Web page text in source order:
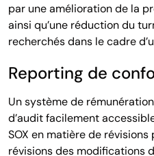
par une amélioration de la
ainsi qu’une réduction du
recherchés dans le cadre
Reporting de
Un système de
d’audit facilement
SOX en matière de
révisions des modifications